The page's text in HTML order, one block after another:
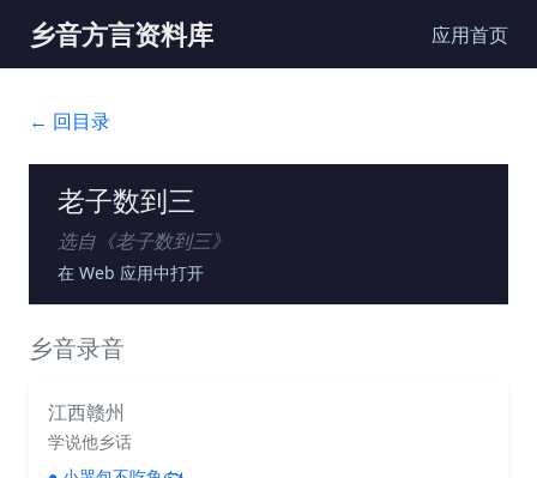
乡音方言资料库 应用首页
← 回目录
老子数到三
选自《老子数到三》
在 Web 应用中打开
乡音录音
江西赣州
学说他乡话